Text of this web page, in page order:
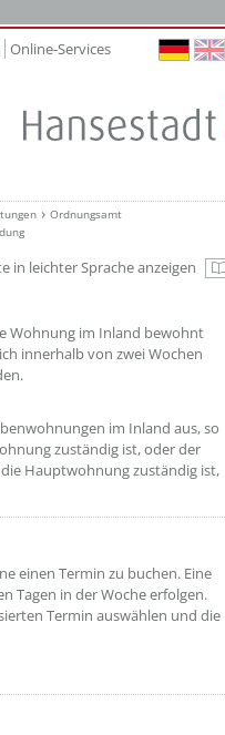
Online-Services
Ordnungsamt
in leichter Sprache anzeigen
Wohnung im Inland bewohnt
innerhalb von zwei Wochen
im Inland aus, so
zuständig ist, oder der
Hauptwohnung zuständig ist,
einen Termin zu buchen. Eine
Tagen in der Woche erfolgen.
Termin auswählen und die